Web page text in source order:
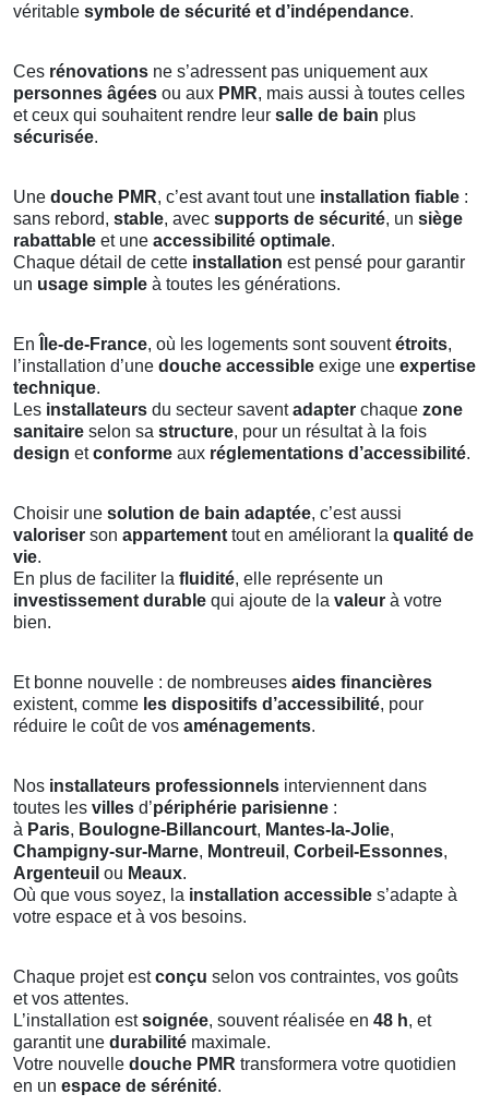
véritable symbole de sécurité et d’indépendance.
Ces rénovations ne s’adressent pas uniquement aux
personnes âgées ou aux PMR, mais aussi à toutes celles
et ceux qui souhaitent rendre leur salle de bain plus
sécurisée.
Une douche PMR, c’est avant tout une installation fiable :
sans rebord, stable, avec supports de sécurité, un siège
rabattable et une accessibilité optimale.
Chaque détail de cette installation est pensé pour garantir
un usage simple à toutes les générations.
En Île-de-France, où les logements sont souventétroits,
l’installation d’une douche accessible exige une expertise
technique.
Les installateurs du secteur saventadapter chaque zone
sanitaire selon sa structure, pour un résultat à la fois
design etconforme aux réglementations d’accessibilité.
Choisir une solution de bain adaptée, c’est aussi
valoriser son appartement tout en améliorant la qualité de
vie.
En plus de faciliter la fluidité, elle représente un
investissement durable qui ajoute de la valeur à votre
bien.
Et bonne nouvelle : de nombreuses aides financières
existent, comme les dispositifs d’accessibilité, pour
réduire le coût de vos aménagements.
Nos installateurs professionnels interviennent dans
toutes les villes d’périphérie parisienne :
à Paris, Boulogne-Billancourt, Mantes-la-Jolie,
Champigny-sur-Marne, Montreuil , Corbeil-Essonnes,
Argenteuil ou Meaux.
Où que vous soyez, la installation accessible s’adapte à
votre espace et à vos besoins.
Chaque projet estconçu selon vos contraintes, vos goûts
et vos attentes.
L’installation estsoignée, souvent réalisée en 48 h, et
garantit une durabilité maximale.
Votre nouvelle douche PMR transformera votre quotidien
en un espace de sérénité.